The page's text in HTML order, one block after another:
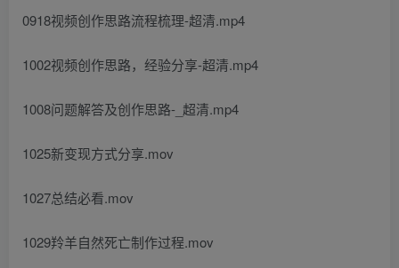
0918视频创作思路流程梳理-超清.mp4
1002视频创作思路，经验分享-超清.mp4
1008问题解答及创作思路-_超清.mp4
1025新变现方式分享.mov
1027总结必看.mov
1029羚羊自然死亡制作过程.mov